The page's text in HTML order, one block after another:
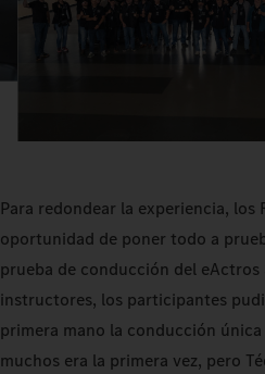
Para redondear la experiencia, los
oportunidad de poner todo a
prueba de conducción del
instructores, los participantes
primera mano la conducción
muchos era la primera vez, pero